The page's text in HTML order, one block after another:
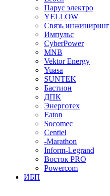
Парус электро
YELLOW
Связь инжиниринг
Импульс
CyberPower
MNB
Vektor Energy
Yuasa
SUNTEK
Бастион
ДПК
Энерготех
Eaton
Socomec
Centiel
-Marathon
Inform-Legrand
Восток PRO
Powercom
ИБП